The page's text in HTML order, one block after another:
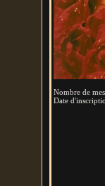
Nombre de
Date